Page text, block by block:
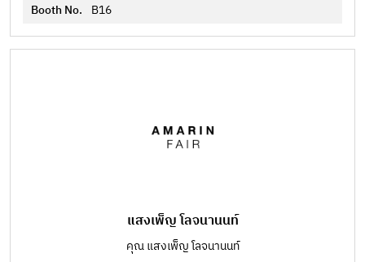
Booth No. B16
แสงเพ็ญ โลจนานนท์
คุณ แสงเพ็ญ โลจนานนท์